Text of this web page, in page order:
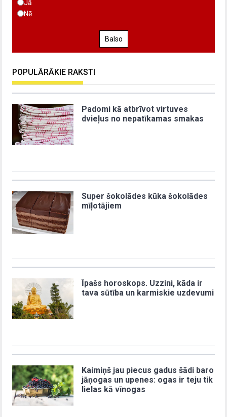
Jā
Nē
Balso
POPULĀRĀKIE RAKSTI
Padomi kā atbrīvot virtuves
dvieļus no nepatīkamas smakas
Super šokolādes kūka šokolādes
mīļotājiem
Īpašs horoskops. Uzzini, kāda ir
tava sūtība un karmiskie uzdevumi
Kaimiņš jau piecus gadus šādi baro
jāņogas un upenes: ogas ir teju tik
lielas kā vīnogas